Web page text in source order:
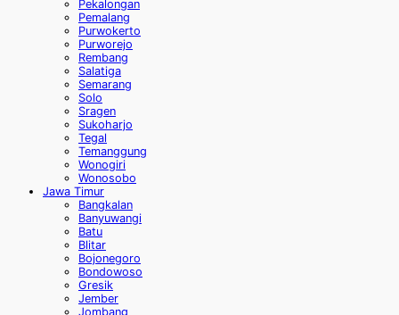
Pekalongan
Pemalang
Purwokerto
Purworejo
Rembang
Salatiga
Semarang
Solo
Sragen
Sukoharjo
Tegal
Temanggung
Wonogiri
Wonosobo
Jawa Timur
Bangkalan
Banyuwangi
Batu
Blitar
Bojonegoro
Bondowoso
Gresik
Jember
Jombang